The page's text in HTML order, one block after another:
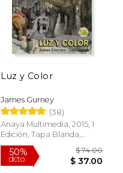
21%
dcto. $
Rápido
Luz y Color
James Gurney
(38)
Anaya Multimedia, 2015, 1
Edición, Tapa Blanda,
Nuevo